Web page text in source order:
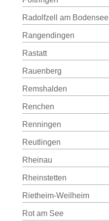
Radolfzell am Bodensee
Rangendingen
Rastatt
Rauenberg
Remshalden
Renchen
Renningen
Reutlingen
Rheinau
Rheinstetten
Rietheim-Weilheim
Rot am See